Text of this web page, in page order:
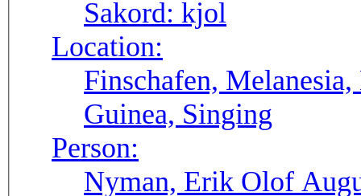
Sakord: kjol
Location:
Finschafen,
Guinea, Singing
Person:
Nyman, Erik Olof